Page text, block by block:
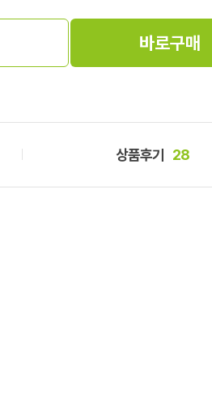
바로구매
상품후기 28